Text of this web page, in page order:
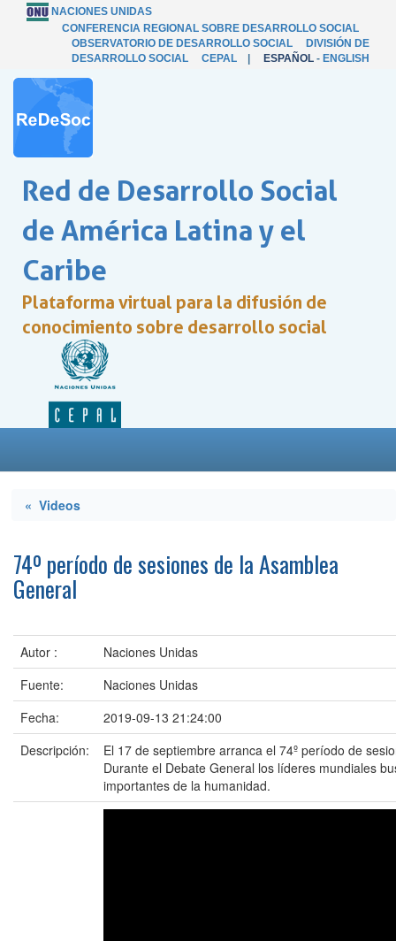
NACIONES UNIDAS
CONFERENCIA REGIONAL SOBRE DESARROLLO SOCIAL
OBSERVATORIO DE DESARROLLO SOCIAL
DIVISIÓN DE
DESARROLLO SOCIAL
CEPAL ESPAÑOL - ENGLISH
Red de Desarrollo Social
de América Latina y el
Caribe
Plataforma virtual para la difusión de
conocimiento sobre desarrollo social
« Videos
74º período de sesiones de la Asamblea
General
Autor :
Naciones Unidas
Fuente:
Naciones Unidas
Fecha:
2019-09-13 21:24:00
Descripción:
El 17 de septiembre arranca el 74º período de
Durante el Debate General los líderes mundiales
importantes de la humanidad.